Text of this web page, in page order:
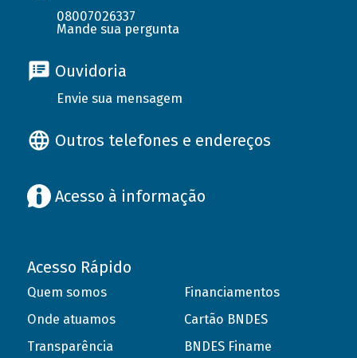
08007026337
Mande sua pergunta
Ouvidoria
Envie sua mensagem
Outros telefones e endereços
Acesso à informação
Acesso Rápido
Quem somos
Onde atuamos
Transparência
Financiamentos
Cartão BNDES
BNDES Finame